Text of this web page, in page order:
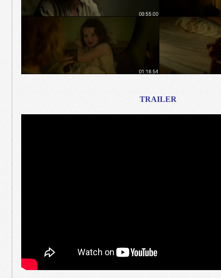
TRAILER